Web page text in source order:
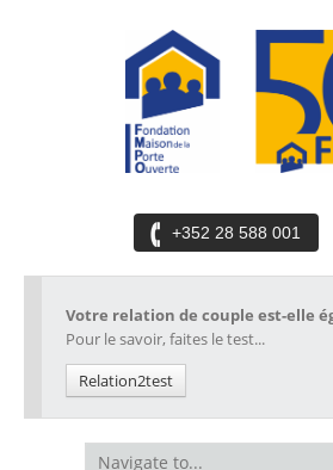
+352 28 588 001
Votre relation de couple est-elle
Pour le savoir, faites le test...
Relation2test